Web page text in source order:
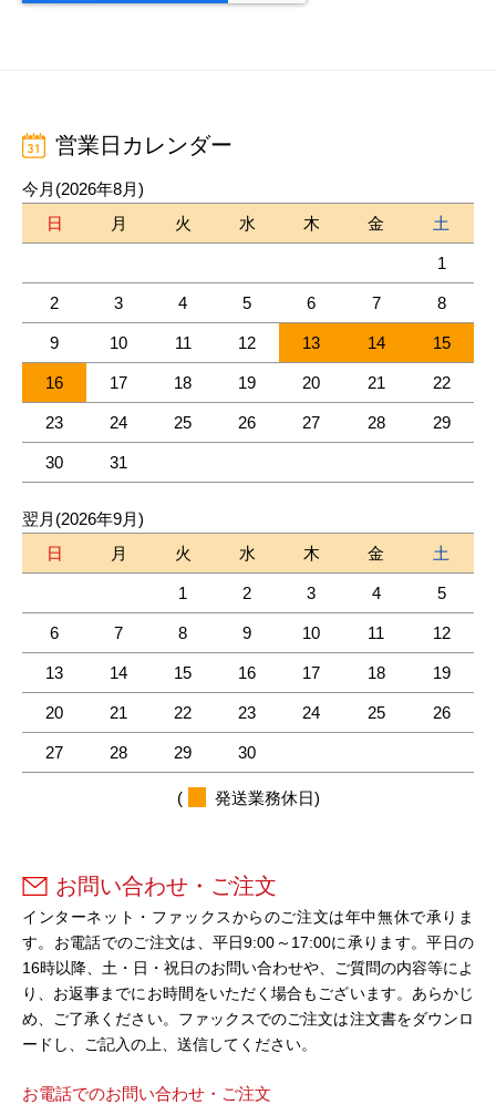
営業日カレンダー
今月(2026年8月)
日
月 火 水 木 金 土
1
2 3 4 5 6 7 8
9 10 11 12 13 14 15
16 17 18 19 20 21 22
23 24 25 26 27 28 29
30 31
翌月(2026年9月)
日
月 火 水 木 金 土
1 2 3 4 5
6 7 8 9 10 11 12
13 14 15 16 17 18 19
20 21 22 23 24 25 26
27 28 29 30
( 発送業務休日)
お問い合わせ・ご注文
インターネット・ファックスからのご注文は年中無休で承りま
す。お電話でのご注文は、平日9:00～17:00に承ります。平日の
16時以降、土・日・祝日のお問い合わせや、ご質問の内容等によ
り、お返事までにお時間をいただく場合もございます。あらかじ
め、ご了承ください。ファックスでのご注文は注文書をダウンロ
ードし、ご記入の上、送信してください。
お電話でのお問い合わせ・ご注文